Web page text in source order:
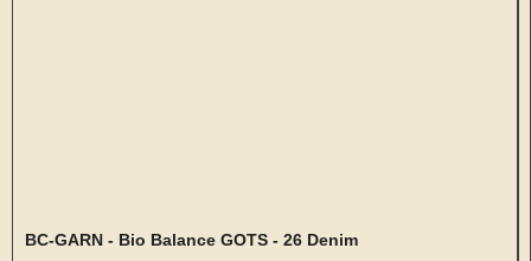
BC-GARN - Bio Balance GOTS - 26 Denim